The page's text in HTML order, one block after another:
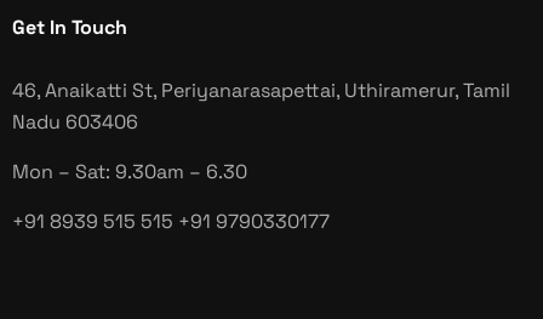
Get In Touch
46, Anaikatti St, Periyanarasapettai, Uthiramerur, Tamil
Nadu 603406
Mon – Sat: 9.30am – 6.30
+91 8939 515 515 +91 9790330177